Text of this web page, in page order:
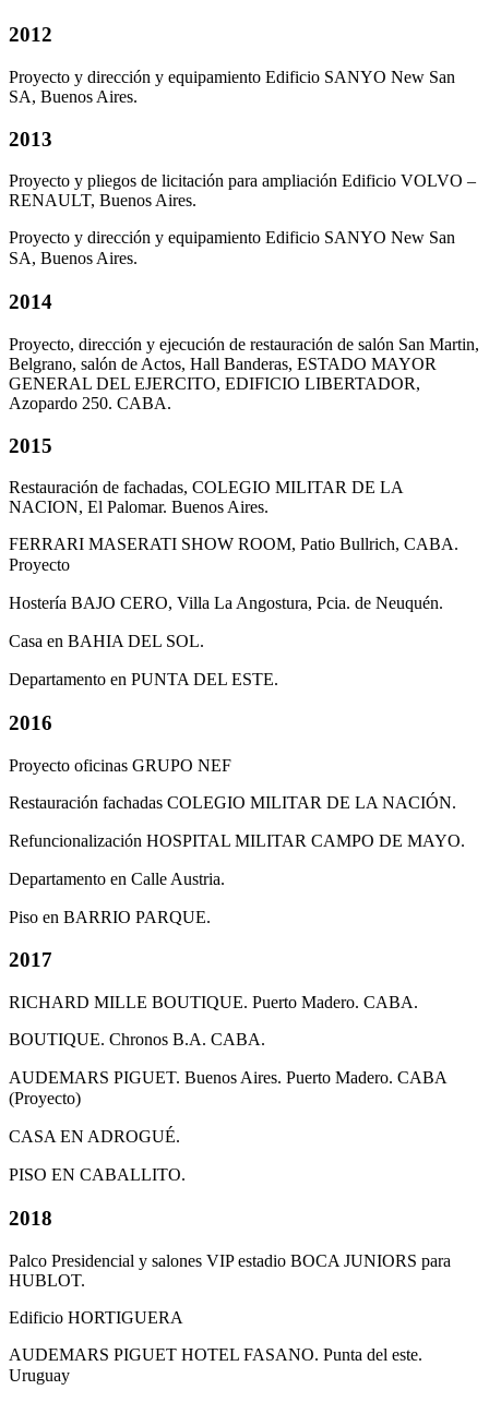
2012
Proyecto y dirección y equipamiento Edificio SANYO New San
SA, Buenos Aires.
2013
Proyecto y pliegos de licitación para ampliación Edificio VOLVO –
RENAULT, Buenos Aires.
Proyecto y dirección y equipamiento Edificio SANYO New San
SA, Buenos Aires.
2014
Proyecto, dirección y ejecución de restauración de salón San Martin,
Belgrano, salón de Actos, Hall Banderas, ESTADO MAYOR
GENERAL DEL EJERCITO, EDIFICIO LIBERTADOR,
Azopardo 250. CABA.
2015
Restauración de fachadas, COLEGIO MILITAR DE LA
NACION, El Palomar. Buenos Aires.
FERRARI MASERATI SHOW ROOM, Patio Bullrich, CABA.
Proyecto
Hostería BAJO CERO, Villa La Angostura, Pcia. de Neuquén.
Casa en BAHIA DEL SOL.
Departamento en PUNTA DEL ESTE.
2016
Proyecto oficinas GRUPO NEF
Restauración fachadas COLEGIO MILITAR DE LA NACIÓN.
Refuncionalización HOSPITAL MILITAR CAMPO DE MAYO.
Departamento en Calle Austria.
Piso en BARRIO PARQUE.
2017
RICHARD MILLE BOUTIQUE. Puerto Madero. CABA.
BOUTIQUE. Chronos B.A. CABA.
AUDEMARS PIGUET. Buenos Aires. Puerto Madero. CABA
(Proyecto)
CASA EN ADROGUÉ.
PISO EN CABALLITO.
2018
Palco Presidencial y salones VIP estadio BOCA JUNIORS para
HUBLOT.
Edificio HORTIGUERA
AUDEMARS PIGUET HOTEL FASANO. Punta del este.
Uruguay